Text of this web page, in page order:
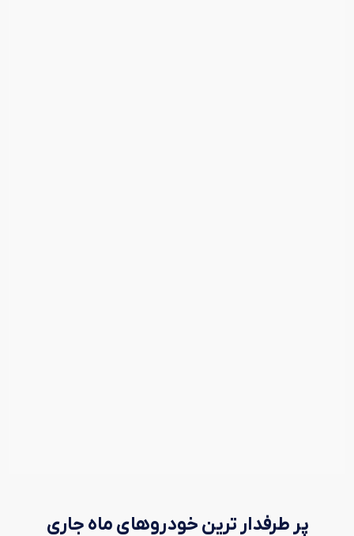
پر طرفدار ترین خودروهای ماه جاری